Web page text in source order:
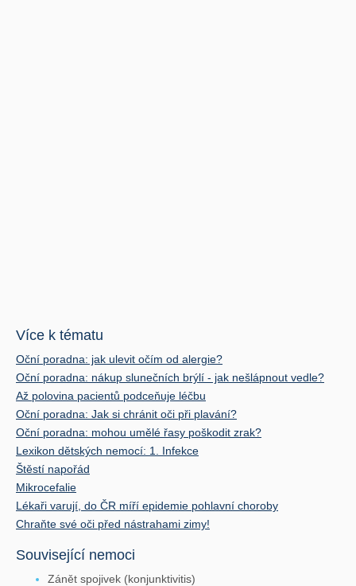
Více k tématu
Oční poradna: jak ulevit očím od alergie?
Oční poradna: nákup slunečních brýlí - jak nešlápnout vedle?
Až polovina pacientů podceňuje léčbu
Oční poradna: Jak si chránit oči při plavání?
Oční poradna: mohou umělé řasy poškodit zrak?
Lexikon dětských nemocí: 1. Infekce
Štěstí napořád
Mikrocefalie
Lékaři varují, do ČR míří epidemie pohlavní choroby
Chraňte své oči před nástrahami zimy!
Související nemoci
Zánět spojivek (konjunktivitis)